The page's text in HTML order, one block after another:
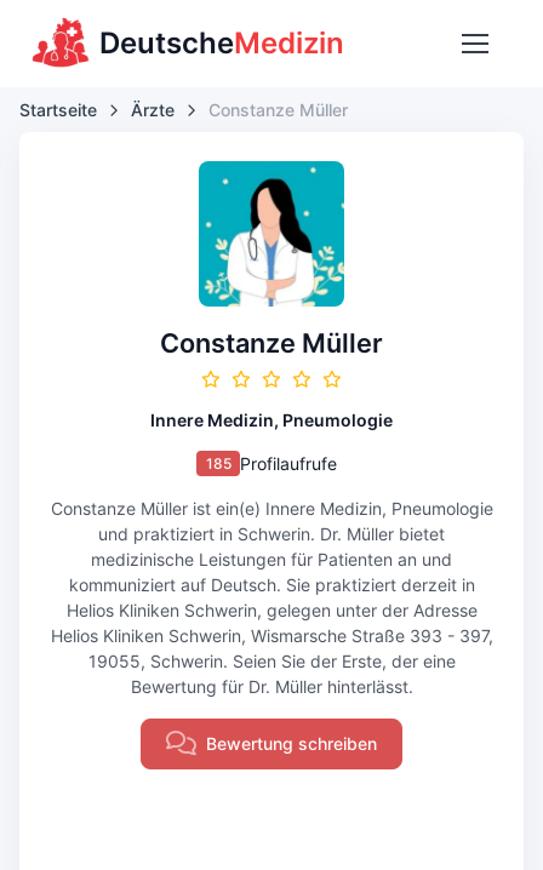
DeutscheMedizin
Startseite Ärzte Constanze Müller
Constanze Müller
Innere Medizin, Pneumologie
185 Profilaufrufe
Constanze Müller ist ein(e) Innere Medizin, Pneumologie
und praktiziert in Schwerin. Dr. Müller bietet
medizinische Leistungen für Patienten an und
kommuniziert auf Deutsch. Sie praktiziert derzeit in
Helios Kliniken Schwerin, gelegen unter der Adresse
Helios Kliniken Schwerin, Wismarsche Straße 393 - 397,
19055, Schwerin. Seien Sie der Erste, der eine
Bewertung für Dr. Müller hinterlässt.
Bewertung schreiben